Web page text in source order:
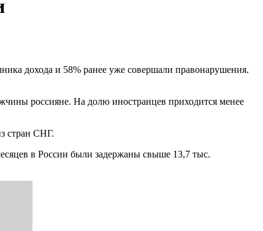
дохода и 58% ранее уже совершали правонарушения.
россияне. На долю иностранцев приходится менее
стран СНГ.
в России были задержаны свыше 13,7 тыс.